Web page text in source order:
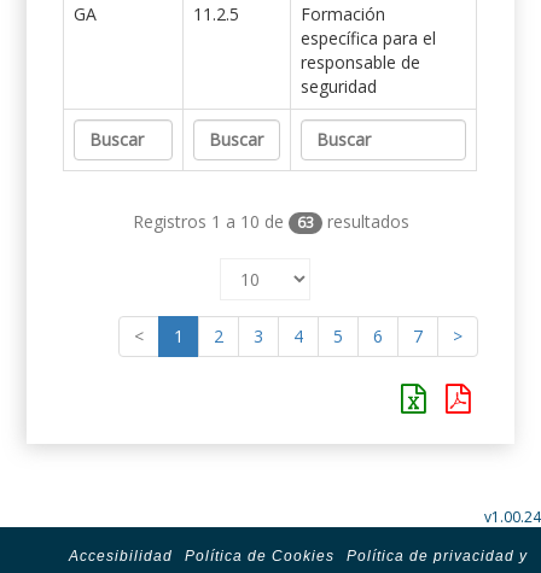
GA
11.2.5
Formación
específica para el
responsable de
seguridad
Registros 1 a 10 de 63 resultados
< 1 2 3 4 5 6 7 >
v1.00.24
Accesibilidad Política de Cookies
Política de privacidad y